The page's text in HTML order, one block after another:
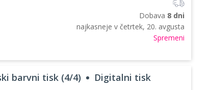
Dobava 8 dni
najkasneje v četrtek, 20. avgusta
Spremeni
barvni tisk (4/4) Digitalni tisk